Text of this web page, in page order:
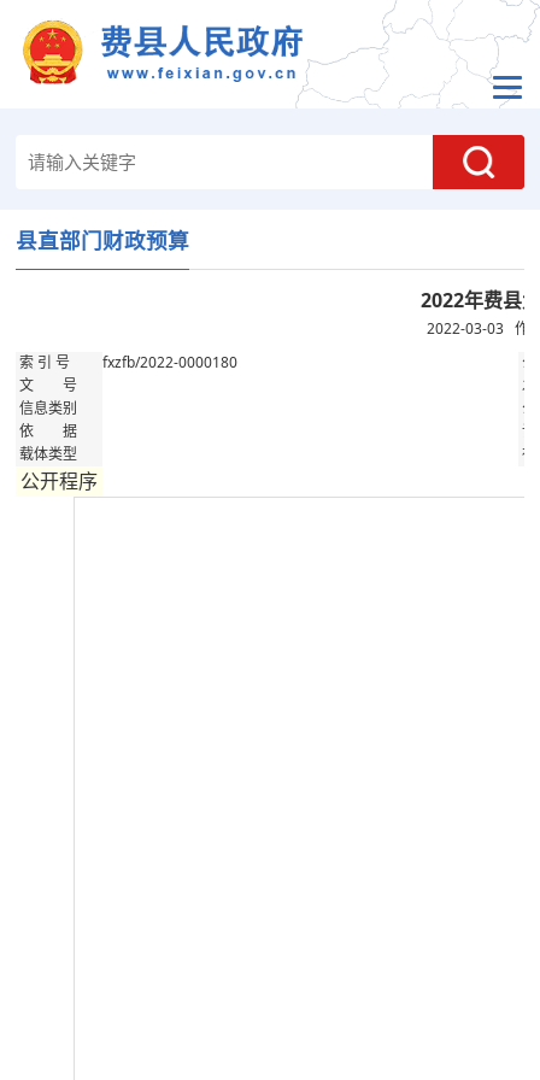
县直部门财政预算
2022年费县
2022-03-03 作
索 引 号 fxzfb/2022-0000180
公
文 号
发
信息类别
公
依 据
记
载体类型
存
公开程序